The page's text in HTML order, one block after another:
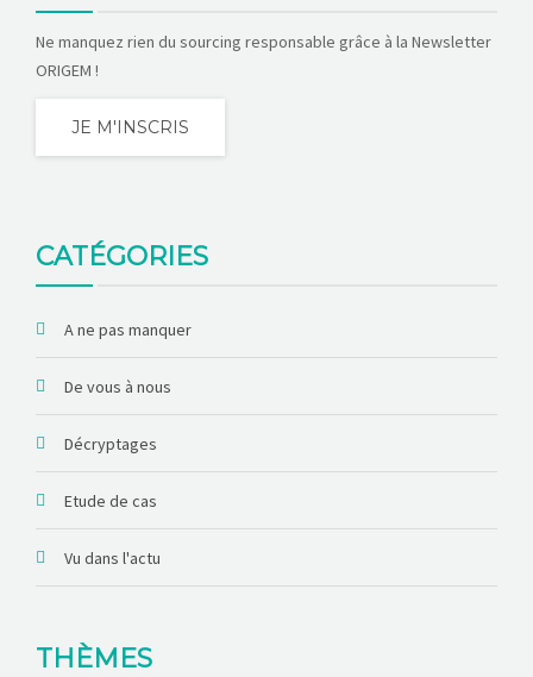
Ne manquez rien du sourcing responsable grâce à la Newsletter
ORIGEM !
JE M'INSCRIS
CATÉGORIES
A ne pas manquer
De vous à nous
Décryptages
Etude de cas
Vu dans l'actu
THÈMES